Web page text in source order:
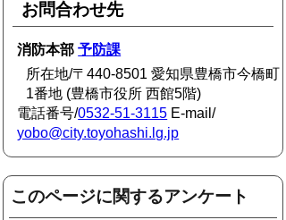
お問合わせ先
消防本部予防課
所在地/〒440-8501 愛知県豊橋市今橋町
1番地 (豊橋市役所 西館5階)
電話番号/0532-51-3115 E-mail/
yobo@city.toyohashi.lg.jp
このページに関するアンケート